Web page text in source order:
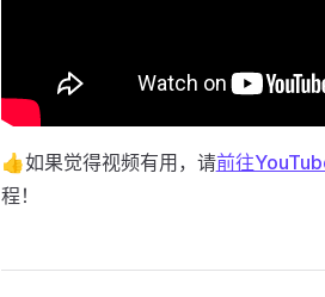
👍如果觉得视频有用，请前往
程！